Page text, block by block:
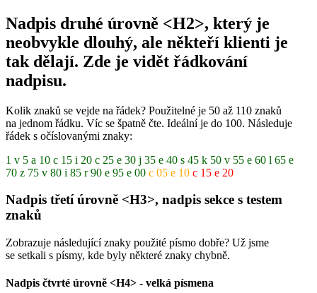
Nadpis druhé úrovně <H2>, který je
neobvykle dlouhý, ale někteří klienti je
tak dělají. Zde je vidět řádkování
nadpisu.
Kolik znaků se vejde na řádek? Použitelné je 50 až 110 znaků
na jednom řádku. Víc se špatně čte. Ideální je do 100. Následuje
řádek s očíslovanými znaky:
1 v 5 a 10 c 15 i 20 c 25 e 30 j 35 e 40 s 45 k 50 v 55 e 60 l 65 e
70 z 75 v 80 i 85 r 90 e 95 e 00 c 05 e 10 c 15 e 20
Nadpis třetí úrovně <H3>, nadpis sekce s testem
znaků
Zobrazuje následující znaky použité písmo dobře? Už jsme
se setkali s písmy, kde byly některé znaky chybně.
Nadpis čtvrté úrovně <H4> - velká písmena